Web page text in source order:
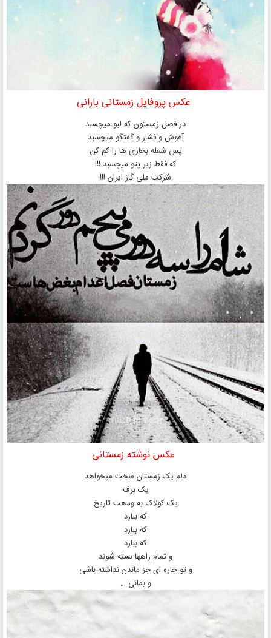
عکس پروفایل زمستانی بارانی
در فصل زمستون که لبو میچسبد
آغوش و فشار و گفتگو میچسبد
پس شعله بخاری ها را کم کن
که فقط زیر پتو میچسبد !!!
شرکت ملی گاز ایران !!!
عکس نوشته زمستانی
دلم یک زمستان سخت میخواهد
یک برف
یک کولاک به وسعت تاریخ
که ببارد
که ببارد
که ببارد
و تمام راهها بسته شوند
و تو چاره ای جز ماندن نداشته باشی
و بمانی …